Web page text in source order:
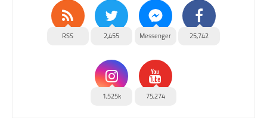
25,742
Messenger
2,455
RSS
75,274
1,525k